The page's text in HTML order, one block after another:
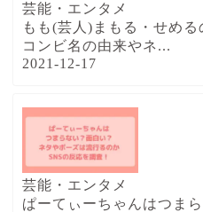
芸能・エンタメ
もも(芸人)まもる・せめ
コンビ名の由来やネ...
2021-12-17
芸能・エンタメ
ぱーてぃーちゃんはつま